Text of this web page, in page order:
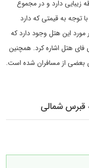
دارد و در مجموع
توجه به قیمتی که دارد
مورد این هتل وجود دارد که
فای هتل اشاره کرد. همچنین
بعضی از مسافران شده است.
قبرس شمالی